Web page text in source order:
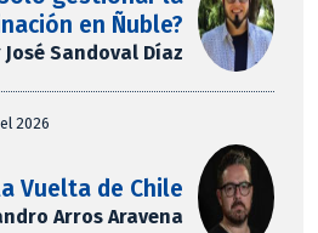
en Ñuble?
José Sandoval Díaz
2026
Vuelta de Chile
Arros Aravena